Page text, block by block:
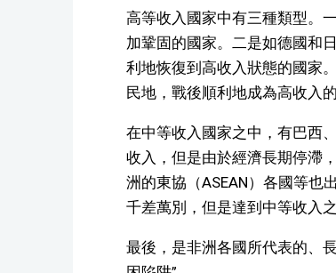
高等收入國家中有三種類型。
加鞏固的國家。二是如德國和
利地恢復到高收入狀態的國家
民地，戰後順利地成為高收入
在中等收入國家之中，有巴西
收入，但是由於經濟長期停滯
洲的東協（ASEAN）各國等也
千差萬別，但是達到中等收入
最後，是非洲各國所代表的、